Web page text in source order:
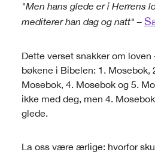
"Men hans glede er i Herrens
mediterer han dag og natt" –
Dette verset snakker om loven
bøkene i Bibelen: 1. Mosebok,
Mosebok, 4. Mosebok og 5.
ikke med deg, men 4.
glede.
La oss være ærlige: hvorfor